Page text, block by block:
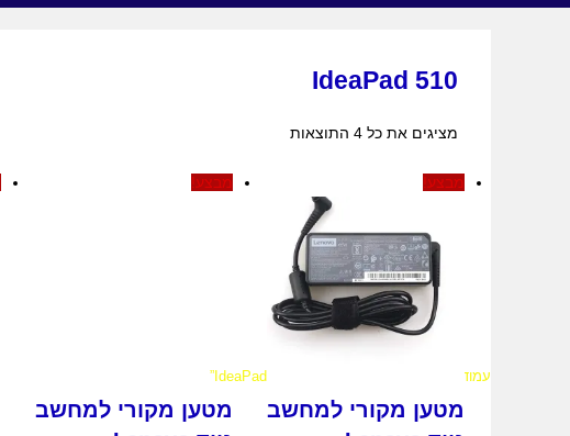
עמוד הבית
IdeaPad 510
מציגים את כל ⁦4⁩ התוצאות
ממוין
מבצע!
מטען מקורי למחשב
מבצע!
מטען מקורי למחשב